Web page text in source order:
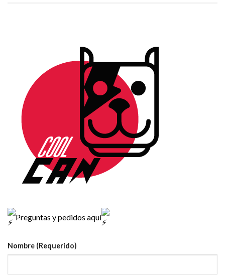
Preguntas y pedidos aquí
Nombre (Requerido)